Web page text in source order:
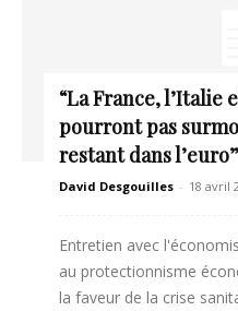
“La France, l’Italie
pourront pas
restant dans l’euro”
David Desgouilles - 18 avril
Entretien avec
au protectionnisme
la faveur de la crise